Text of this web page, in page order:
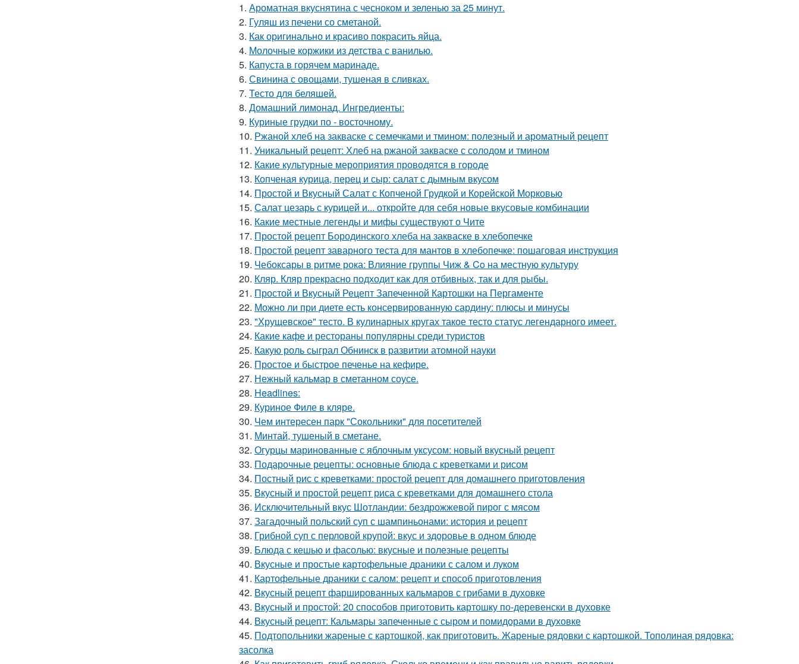
1. Ароматная вкуснятина с чесноком и зеленью за 25 минут.
2. Гуляш из печени со сметаной.
3. Как оригинально и красиво покрасить яйца.
4. Молочные коржики из детства с ванилью.
5. Капуста в горячем маринаде.
6. Свинина с овощами, тушеная в сливках.
7. Тесто для беляшей.
8. Домашний лимонад. Ингредиенты:
9. Куриные грудки по - восточному.
10. Ржаной хлеб на закваске с семечками и тмином: полезный и ароматный рецепт
11. Уникальный рецепт: Хлеб на ржаной закваске с солодом и тмином
12. Какие культурные мероприятия проводятся в городе
13. Копченая курица, перец и сыр: салат с дымным вкусом
14. Простой и Вкусный Салат с Копченой Грудкой и Корейской Морковью
15. Салат цезарь с курицей и... откройте для себя новые вкусовые комбинации
16. Какие местные легенды и мифы существуют о Чите
17. Простой рецепт Бородинского хлеба на закваске в хлебопечке
18. Простой рецепт заварного теста для мантов в хлебопечке: пошаговая инструкция
19. Чебоксары в ритме рока: Влияние группы Чиж & Co на местную культуру
20. Кляр. Кляр прекрасно подходит как для отбивных, так и для рыбы.
21. Простой и Вкусный Рецепт Запеченной Картошки на Пергаменте
22. Можно ли при диете есть консервированную сардину: плюсы и минусы
23. "Хрущевское" тесто. В кулинарных кругах такое тесто статус легендарного имеет.
24. Какие кафе и рестораны популярны среди туристов
25. Какую роль сыграл Обнинск в развитии атомной науки
26. Простое и быстрое печенье на кефире.
27. Нежный кальмар в сметанном соусе.
28. Headlines:
29. Куриное Филе в кляре.
30. Чем интересен парк "Сокольники" для посетителей
31. Минтай, тушеный в сметане.
32. Огурцы маринованные с яблочным уксусом: новый вкусный рецепт
33. Подарочные рецепты: основные блюда с креветками и рисом
34. Постный рис с креветками: простой рецепт для домашнего приготовления
35. Вкусный и простой рецепт риса с креветками для домашнего стола
36. Исключительный вкус Шотландии: бездрожжевой пирог с мясом
37. Загадочный польский суп с шампиньонами: история и рецепт
38. Грибной суп с перловой крупой: вкус и здоровье в одном блюде
39. Блюда с кешью и фасолью: вкусные и полезные рецепты
40. Вкусные и простые картофельные драники с салом и луком
41. Картофельные драники с салом: рецепт и способ приготовления
42. Вкусный рецепт фаршированных кальмаров с грибами в духовке
43. Вкусный и простой: 20 способов приготовить картошку по-деревенски в духовке
44. Вкусный рецепт: Кальмары запеченные с сыром и помидорами в духовке
45. Подтопольники жареные с картошкой, как приготовить. Жареные рядовки с картошкой. Тополиная рядовка:
засолка